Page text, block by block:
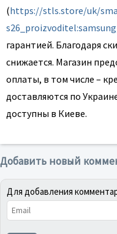
(https://stls.store/uk/
гарантией. Благодаря
снижается. Магазин
оплаты, в том числе –
доставляются по
доступны в Киеве.
Добавить новый
Для добавления